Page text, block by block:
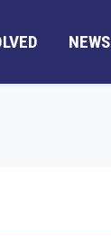
NEWS